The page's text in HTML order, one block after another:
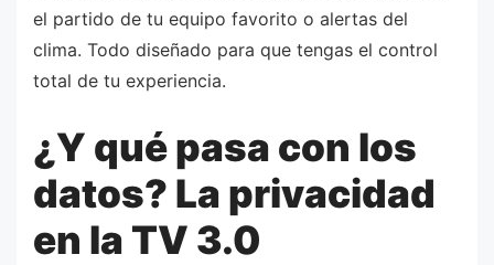
el partido de tu equipo favorito o alertas del
clima. Todo diseñado para que tengas el control
total de tu experiencia.
¿Y qué pasa con los
datos? La privacidad
en la TV 3.0